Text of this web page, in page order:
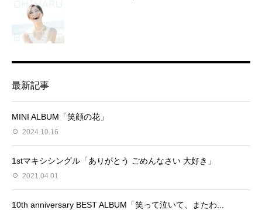
最新記事
MINI ALBUM「笑顔の花」
2024.10.16
1stマキシシングル「ありがとう ごめんなさい 大好き」
2021.04.01
10th anniversary BEST ALBUM「笑って泣いて、またわ...